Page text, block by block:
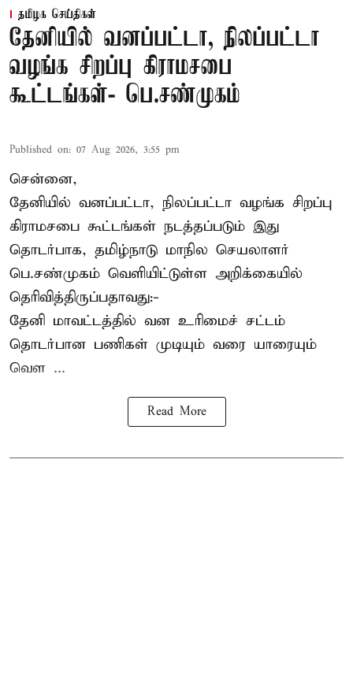
தமிழக செய்திகள்
தேனியில் வனப்பட்டா, நிலப்பட்டா
வழங்க சிறப்பு கிராமசபை
கூட்டங்கள்- பெ.சண்முகம்
Published on: 07 Aug 2026, 3:55 pm
சென்னை,
தேனியில் வனப்பட்டா, நிலப்பட்டா வழங்க சிறப்பு
கிராமசபை கூட்டங்கள் நடத்தப்படும் இது
தொடர்பாக, தமிழ்நாடு மாநில செயலாளர்
பெ.சண்முகம் வெளியிட்டுள்ள அறிக்கையில்
தெரிவித்திருப்பதாவது:-
தேனி மாவட்டத்தில் வன உரிமைச் சட்டம்
தொடர்பான பணிகள் முடியும் வரை யாரையும்
வெள ...
Read More